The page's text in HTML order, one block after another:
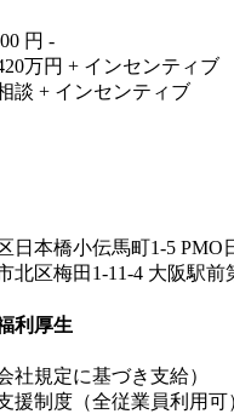
円 -
万円 + インセンティブ
談 + インセンティブ
日本橋小伝馬町1-5 PMO
北区梅田1-11-4 大阪駅前
利厚生
社規定に基づき支給）
援制度（全従業員利用可